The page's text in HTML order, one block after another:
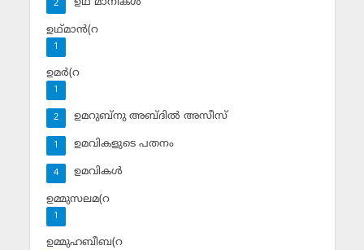
2
ഉഥ്മാന്‍(റ
1
ഉമര്‍(റ
1
ഉമറുബ്‌നു അബ്ദില്‍ അസീസ്‌
2
ഉമവികളുടെ പതനം
1
ഉമവികള്‍
4
ഉമ്മുസലമ(റ
1
ഉമ്മുഹബീബ(റ